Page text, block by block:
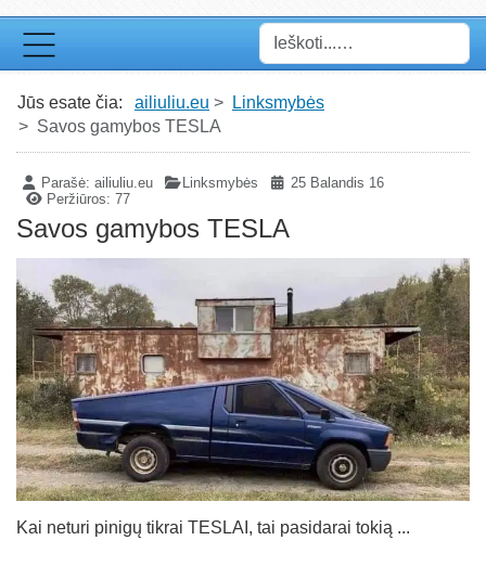
Paieška
Jūs esate čia: ailiuliu.eu
Linksmybės
Savos gamybos TESLA
Parašė:ailiuliu.eu Linksmybės
25 Balandis 16
Peržiūros: 77
Savos gamybos TESLA
Kai neturi pinigų tikrai TESLAI, tai pasidarai tokią ...